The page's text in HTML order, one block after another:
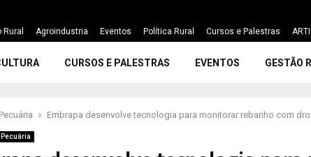
Agroindustria Eventos Política Rural Cursos e Palestras
CURSOS E PALESTRAS EVENTOS GESTÃO
Pecuária Embrapa desenvolve tecnologia para monitorar rebanho com
Pecuária